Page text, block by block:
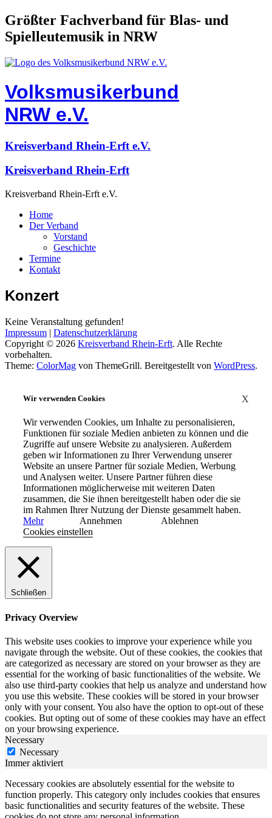
Größter Fachverband für Blas- und
Spielleutemusik in NRW
Volksmusikerbund
NRW e.V.
Kreisverband Rhein-Erft e.V.
Kreisverband Rhein-Erft
Kreisverband Rhein-Erft e.V.
Home
Der Verband
Vorstand
Geschichte
Termine
Kontakt
Konzert
Keine Veranstaltung gefunden!
Impressum | Datenschutzerklärung
Copyright © 2026 Kreisverband Rhein-Erft. Alle Rechte
vorbehalten.
Theme: ColorMag von ThemeGrill. Bereitgestellt von WordPress.
X
Wir verwenden Cookies
Wir verwenden Cookies, um Inhalte zu personalisieren,
Funktionen für soziale Medien anbieten zu können und die
Zugriffe auf unsere Website zu analysieren. Außerdem
geben wir Informationen zu Ihrer Verwendung unserer
Website an unsere Partner für soziale Medien, Werbung
und Analysen weiter. Unsere Partner führen diese
Informationen möglicherweise mit weiteren Daten
zusammen, die Sie ihnen bereitgestellt haben oder die sie
im Rahmen Ihrer Nutzung der Dienste gesammelt haben.
Mehr
Annehmen
Ablehnen
Cookies einstellen
Schließen
Privacy Overview
This website uses cookies to improve your experience while you
navigate through the website. Out of these cookies, the cookies that
are categorized as necessary are stored on your browser as they are
essential for the working of basic functionalities of the website. We
also use third-party cookies that help us analyze and understand how
you use this website. These cookies will be stored in your browser
only with your consent. You also have the option to opt-out of these
cookies. But opting out of some of these cookies may have an effect
on your browsing experience.
Necessary
Necessary
Immer aktiviert
Necessary cookies are absolutely essential for the website to
function properly. This category only includes cookies that ensures
basic functionalities and security features of the website. These